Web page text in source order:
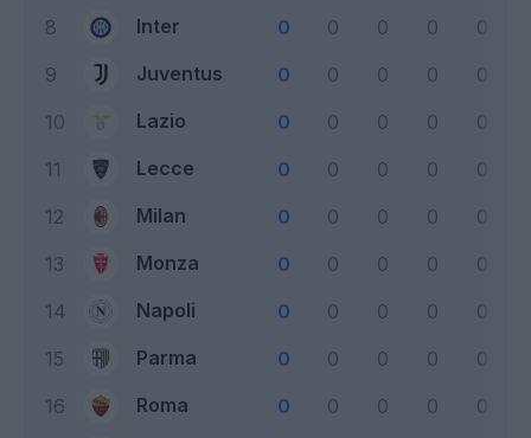
8
Inter 0 0 0 0 0
9
Juventus 0 0 0 0 0
10
Lazio 0 0 0 0 0
11
Lecce 0 0 0 0 0
12
Milan 0 0 0 0 0
13
Monza 0 0 0 0 0
14
Napoli 0 0 0 0 0
15
Parma 0 0 0 0 0
16
Roma 0 0 0 0 0